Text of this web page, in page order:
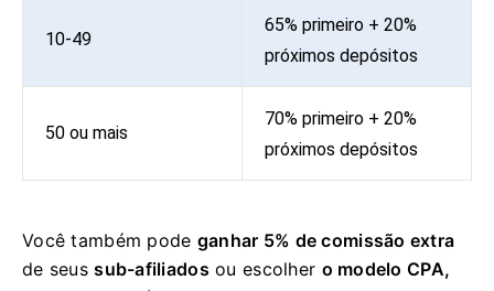
10-49
65% primeiro + 20%
próximos depósitos
50 ou mais
70% primeiro + 20%
próximos depósitos
Você também pode ganhar 5% de comissão extra
de seussub-afiliados ou escolher o modelo CPA,